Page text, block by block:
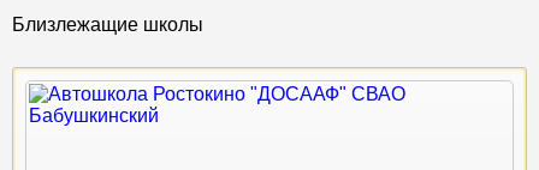
Близлежащие школы